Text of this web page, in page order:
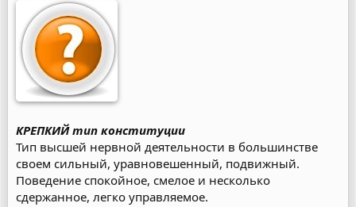
КРЕПКИЙ тип конституции
Тип высшей нервной деятельности в большинстве
своем сильный, уравновешенный, подвижный.
Поведение спокойное, смелое и несколько
сдержанное, легко управляемое.